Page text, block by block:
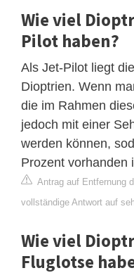
Wie viel
Pilot haben?
Als Jet-Pilot liegt
Dioptrien. Wenn
die im Rahmen
jedoch mit einer
werden können,
Prozent vorhanden
Antrag auf Entfernung
vollständige Antwort auf
Wie viel
Fluglotse